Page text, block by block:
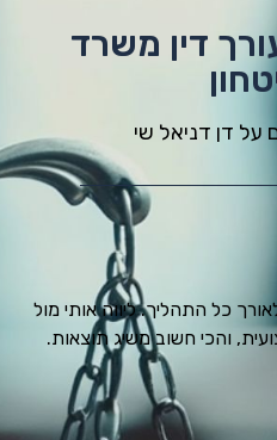
דין משרד
על דן דניאל שי
כל התהליך. ליווה אותי מול
והכי חשוב משיג תוצאות.